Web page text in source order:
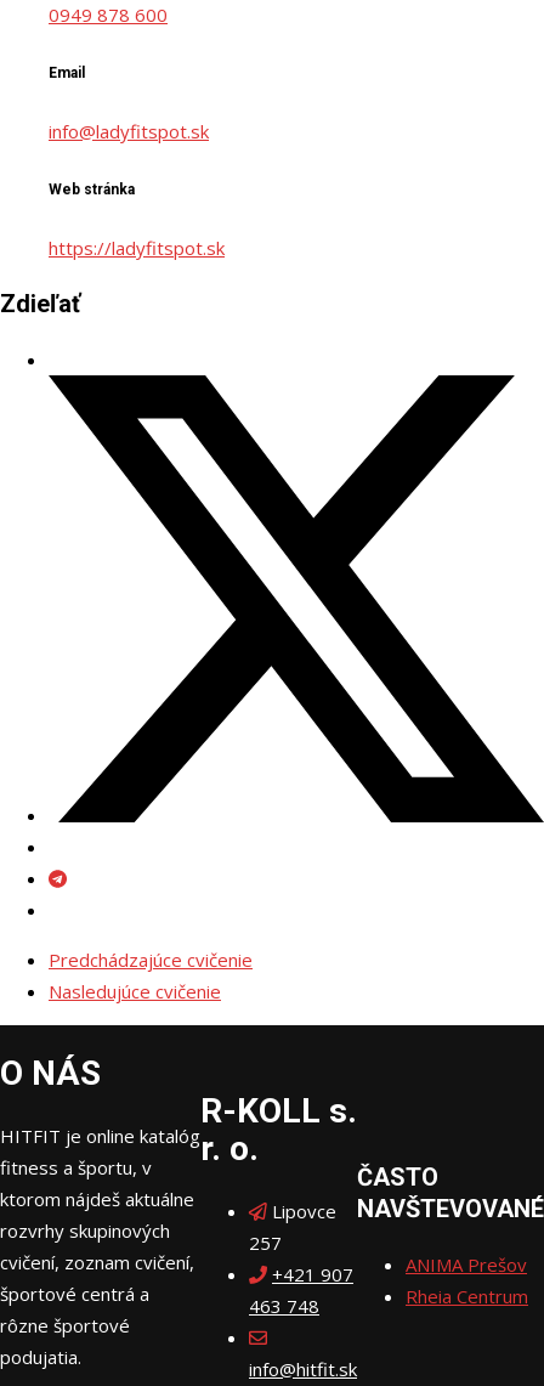
0949 878 600
Email
info@ladyfitspot.sk
Web stránka
https://ladyfitspot.sk
Zdieľať
Predchádzajúce cvičenie
Nasledujúce cvičenie
O NÁS
HITFIT je online katalóg
fitness a športu, v
ktorom nájdeš aktuálne
rozvrhy skupinových
cvičení, zoznam cvičení,
športové centrá a
rôzne športové
podujatia.
R-KOLL s.
r. o.
Lipovce
257
+421 907
463 748
info@hitfit.sk
ČASTO
NAVŠTEVOVANÉ
ANIMA Prešov
Rheia Centrum